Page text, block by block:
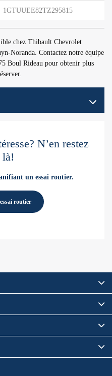
1GTUUEE82TZ295815
chez Thibault Chevrolet
Noranda. Contactez notre équipe
Boul Rideau pour obtenir plus
N’en restez
là!
un essai routier.
routier